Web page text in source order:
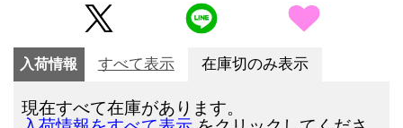
入荷情報 すべて表示 在庫切のみ表示
現在すべて在庫があります。